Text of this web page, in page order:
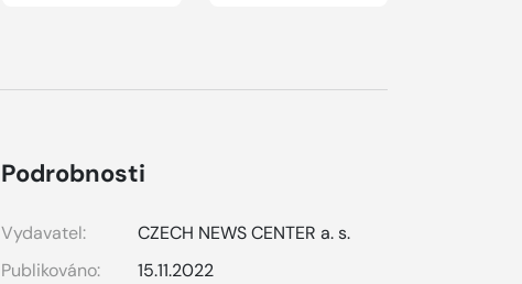
Podrobnosti
Vydavatel:
CZECH NEWS CENTER a. s.
Publikováno:
15.11.2022